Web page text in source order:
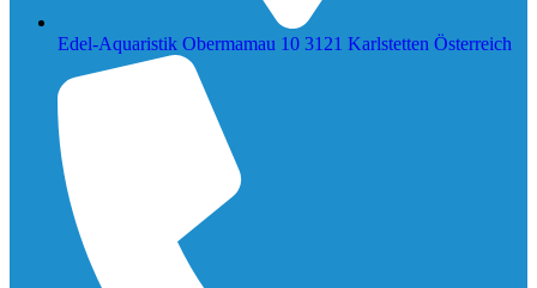
Edel-Aquaristik Obermamau 10 3121 Karlstetten Österreich